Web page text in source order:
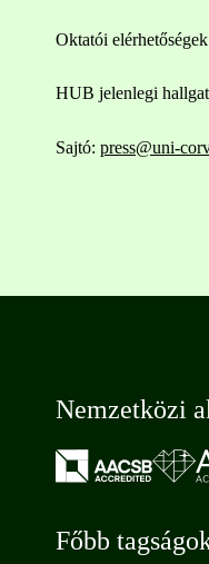
Oktatói elérhetőségek
HUB jelenlegi
Sajtó: press@uni-
Nemzetközi
Főbb